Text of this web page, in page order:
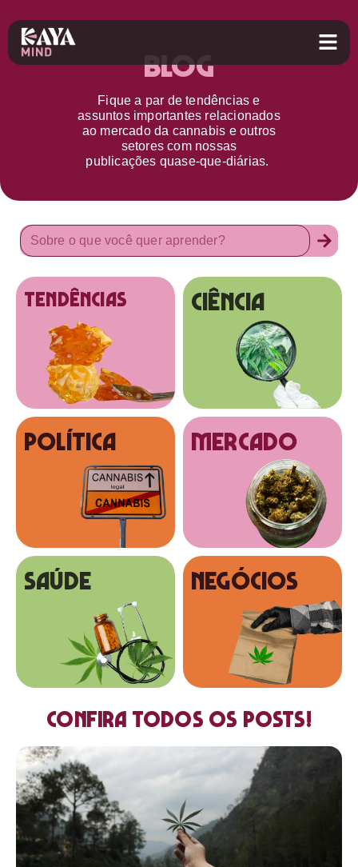
Blog
Fique a par detendências e
assuntos importantes relacionados
ao mercado da cannabis e outros
setorescom nossas
publicações quase-que-diárias.
tendências Ciência
Política MERCADO
SAÚDE NEGÓCIOS
Confira todos os posts!